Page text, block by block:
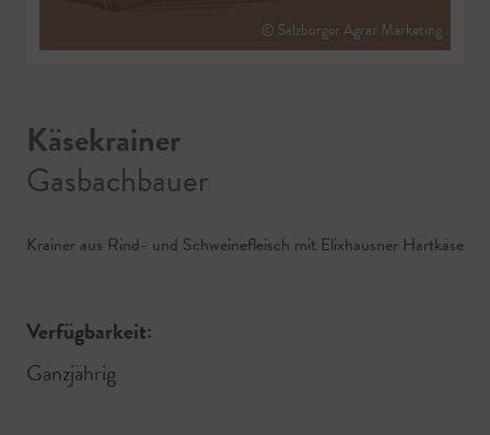
© Salzburger Agrar Marketing
Käsekrainer
Gasbachbauer
Krainer aus Rind- und Schweinefleisch mit Elixhausner Hartkäse
Verfügbarkeit:
Ganzjährig